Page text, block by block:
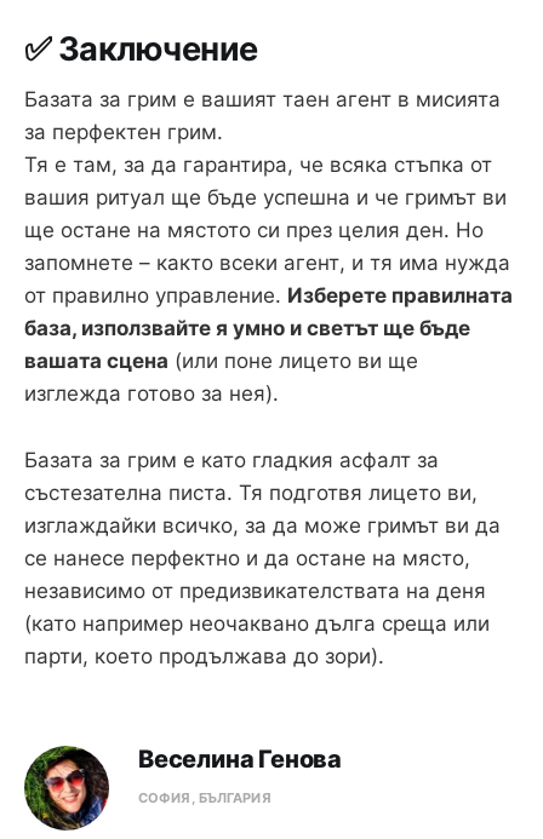
✅ Заключение
Базата за грим е вашият таен агент в мисията
за перфектен грим.
Тя е там, за да гарантира, че всяка стъпка от
вашия ритуал ще бъде успешна и че гримът ви
ще остане на мястото си през целия ден. Но
запомнете – както всеки агент, и тя има нужда
от правилно управление. Изберете правилната
база, използвайте я умно и светът ще бъде
вашата сцена (или поне лицето ви ще
изглежда готово за нея).
Базата за грим е като гладкия асфалт за
състезателна писта. Тя подготвя лицето ви,
изглаждайки всичко, за да може гримът ви да
се нанесе перфектно и да остане на място,
независимо от предизвикателствата на деня
(като например неочаквано дълга среща или
парти, което продължава до зори).
Веселина Генова
СОФИЯ, БЪЛГАРИЯ